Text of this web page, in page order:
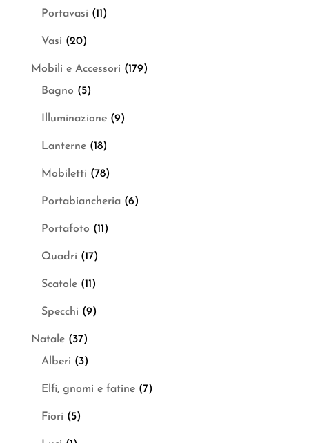
Portavasi (11)
Vasi (20)
Mobili e Accessori (179)
Bagno (5)
Illuminazione (9)
Lanterne (18)
Mobiletti (78)
Portabiancheria (6)
Portafoto (11)
Quadri (17)
Scatole (11)
Specchi (9)
Natale (37)
Alberi (3)
Elfi, gnomi e fatine (7)
Fiori (5)